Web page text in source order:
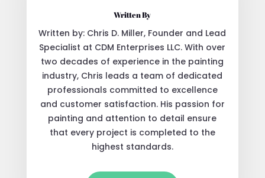
Written By
Written by: Chris D. Miller, Founder and Lead
Specialist at CDM Enterprises LLC. With over
two decades of experience in the painting
industry, Chris leads a team of dedicated
professionals committed to excellence
and customer satisfaction. His passion for
painting and attention to detail ensure
that every project is completed to the
highest standards.